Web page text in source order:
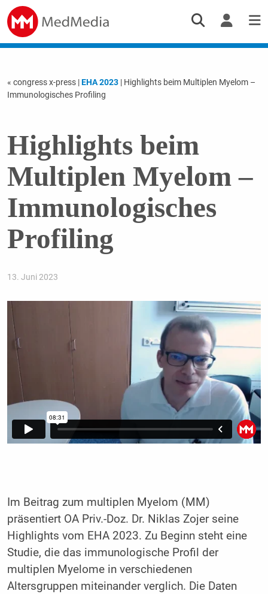
« congress x-press |EHA 2023| Highlights beim Multiplen Myelom –
Immunologisches Profiling
Highlights beim
Multiplen Myelom –
Immunologisches
Profiling
13. Juni 2023
Im Beitrag zum multiplen Myelom (MM)
präsentiert OA Priv.-Doz. Dr. Niklas Zojer seine
Highlights vom EHA 2023. Zu Beginn steht eine
Studie, die das immunologische Profil der
multiplen Myelome in verschiedenen
Altersgruppen miteinander verglich. Die Daten